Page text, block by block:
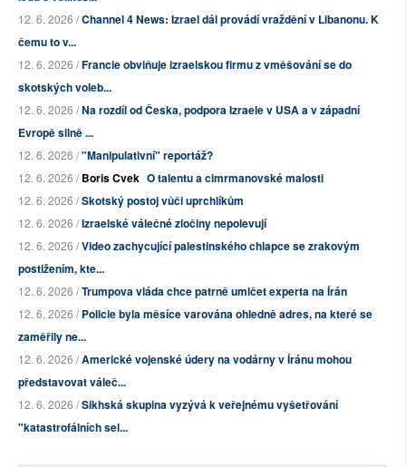
12. 6. 2026 /Channel 4 News: Izrael dál provádí vraždění v Libanonu. K
čemu to v...
12. 6. 2026 /Francie obviňuje izraelskou firmu z vměšování se do
skotských voleb...
12. 6. 2026 /Na rozdíl od Česka, podpora Izraele v USA a v západní
Evropě silně ...
12. 6. 2026 /"Manipulativní" reportáž?
12. 6. 2026 /Boris Cvek O talentu a cimrmanovské malosti
12. 6. 2026 /Skotský postoj vůči uprchlíkům
12. 6. 2026 /Izraelské válečné zločiny nepolevují
12. 6. 2026 /Video zachycující palestinského chlapce se zrakovým
postižením, kte...
12. 6. 2026 /Trumpova vláda chce patrně umlčet experta na Írán
12. 6. 2026 /Policie byla měsíce varována ohledně adres, na které se
zaměřily ne...
12. 6. 2026 /Americké vojenské údery na vodárny v Íránu mohou
představovat váleč...
12. 6. 2026 /Sikhská skupina vyzývá k veřejnému vyšetřování
"katastrofálních sel...